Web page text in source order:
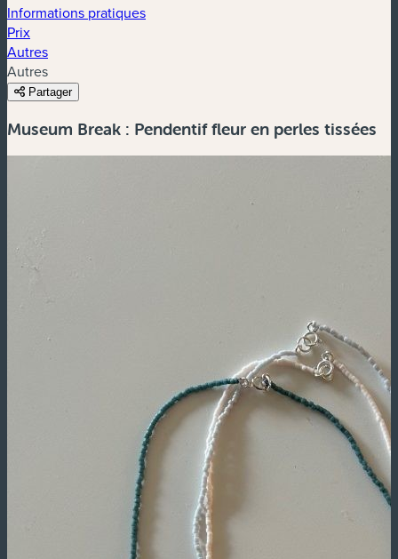
Informations pratiques
Prix
Autres
Autres
Partager
Museum Break : Pendentif fleur en perles tissées